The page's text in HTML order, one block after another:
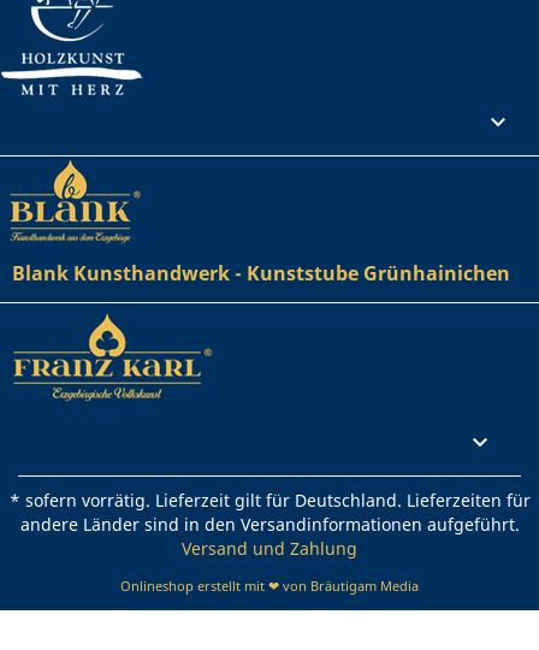

Blank Kunsthandwerk - Kunststube Grünhainichen

* sofern vorrätig. Lieferzeit gilt für Deutschland. Lieferzeiten für
andere Länder sind in den Versandinformationen aufgeführt.
Versand und Zahlung
Onlineshop erstellt mit ❤ von Bräutigam Media